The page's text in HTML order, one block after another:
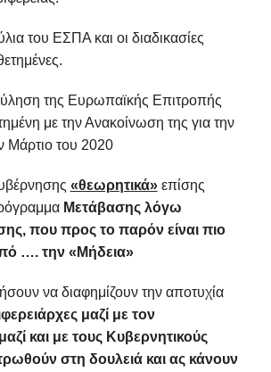
του ΕΣΠΑ και οι διαδικασίες
της Ευρωπαϊκής Επιτροπής
με την Ανακοίνωση της για την
Μάρτιο του 2020
«θεωρητικά»επίσης
Μετάβασης λόγω
που προς το παρόν είναι πιο
…. την «Μήδεια»
να διαφημίζουν την αποτυχία
μαζί με τον
και με τους Κυβερνητικούς
στη δουλειά και ας κάνουν